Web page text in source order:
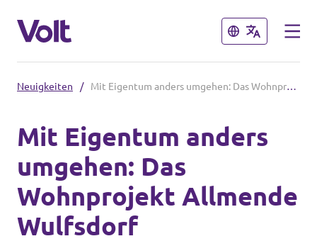
Schließen
Volt Schleswig Holstein Startseite
Lokale Teams
Volt in Deutschland
Schließen
Programm
Über Volt
Neuigkeiten / Mit Eigentum anders umgehen: Das Wohnprojekt Allmende Wulfsdorf
Mit Eigentum anders
umgehen: Das
Wohnprojekt Allmende
Wulfsdorf